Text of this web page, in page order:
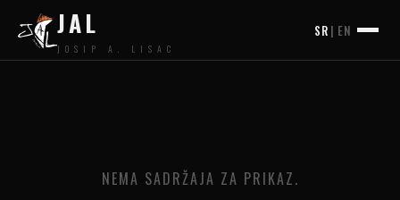
JAL
JOSIP A. LISAC
SR | EN
NEMA SADRŽAJA ZA PRIKAZ.